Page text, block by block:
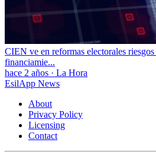
CIEN ve en reformas electorales
financiamie...
hace 2 años · La Hora
EsilApp News
About
Privacy Policy
Licensing
Contact